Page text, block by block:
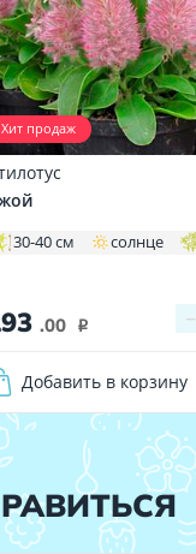
Хит продаж
30-40 см солнце
.00 i −
Добавить в корзину